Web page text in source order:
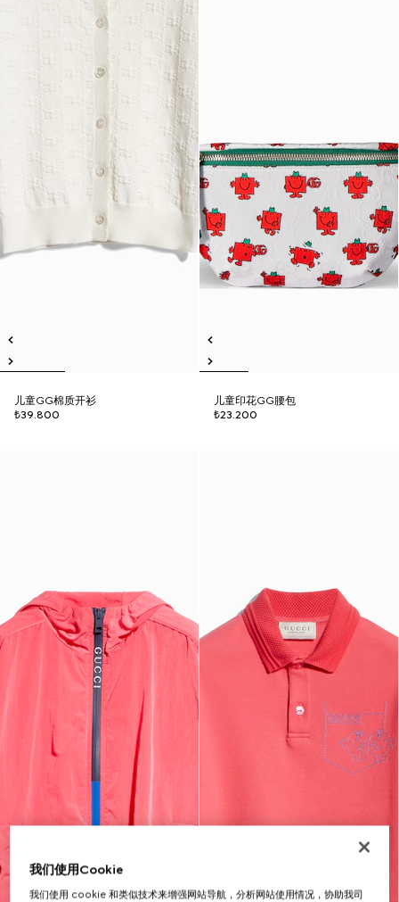
儿童GG棉质开衫
₺39.800
儿童印花GG腰包
₺23.200
我们使用Cookie
我们使用 cookie 和类似技术来增强网站导航，分析网站使用情况，协助我司